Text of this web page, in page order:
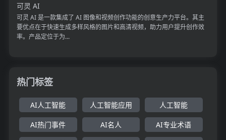
可灵 AI
可灵 AI 是一款集成了 AI 图像和视频创作功能的创意生产力平台。其主
要优点在于快速生成多样风格的图片和高清视频，助力用户提升创作效
率。产品定位于为...
热门标签
AI人工智能 人工智能应用 人工智能
AI热门事件 AI名人 AI专业术语